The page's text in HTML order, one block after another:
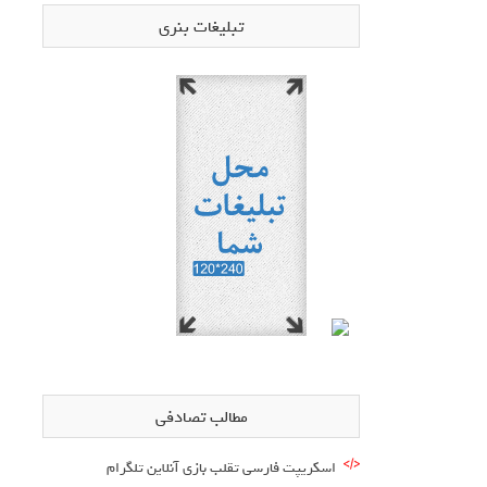
تبلیغات بنری
مطالب تصادفی
اسکریپت فارسی تقلب بازی آنلاین تلگرام